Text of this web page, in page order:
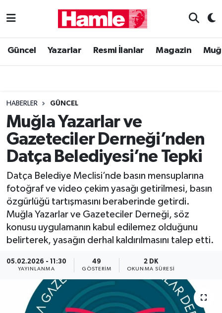
Güncel Yazarlar Resmi İlanlar Magazin
HABERLER GÜNCEL
Muğla Yazarlar ve
Gazeteciler Derneği’nden
Datça Belediyesi’ne Tepki
Datça Belediye Meclisi’nde basın mensuplarına
fotoğraf ve video çekim yasağı getirilmesi, basın
özgürlüğü tartışmasını beraberinde getirdi.
Muğla Yazarlar ve Gazeteciler Derneği, söz
konusu uygulamanın kabul edilemez olduğunu
belirterek, yasağın derhal kaldırılmasını talep etti.
05.02.2026 - 11:30
YAYINLANMA
49
GÖSTERIM
2 DK
OKUNMA SÜRESI
Güncel
Magazin
Muğla Haber
Siyaset
Muğla Nöbetçi Eczaneler
Muğla Trafik Yoğunluk Haritası
Süper Lig Puan Durumu ve Fikstür
Tüm Manşetler
Son Dakika Haberleri
Haber Arşivi